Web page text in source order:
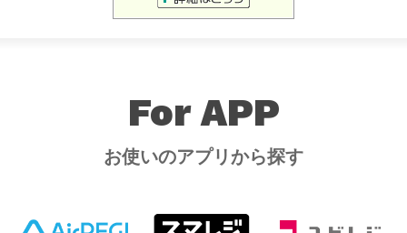
For APP
お使いのアプリから探す